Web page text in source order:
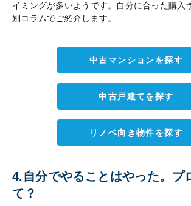
イミングが多いようです。自分に合った購入
別コラムでご紹介します。
中古マンションを探す
中古戸建てを探す
リノベ向き物件を探す
4.自分でやることはやった。プ
て？